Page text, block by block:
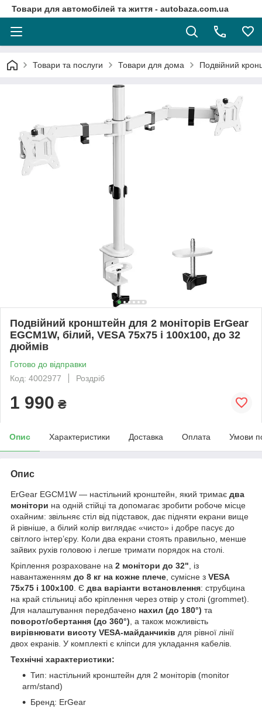
Товари для автомобілей та життя - autobaza.com.ua
Товари та послуги Товари для дома Подвійний
Подвійний кронштейн для 2 моніторів ErGear
EGCM1W, білий, VESA 75x75 і 100x100, до 32
дюймів
Готово до відправки
Код: 4002977
Роздріб
1 990 ₴
Опис Характеристики Доставка Оплата Умови
Опис
ErGear EGCM1W — настільний кронштейн, який тримає два
монітори на одній стійці та допомагає зробити робоче місце
охайним: звільняє стіл від підставок, дає підняти екрани вище
й рівніше, а білий колір виглядає «чисто» і добре пасує до
світлого інтер’єру. Коли два екрани стоять правильно, менше
зайвих рухів головою і легше тримати порядок на столі.
Кріплення розраховане на 2 монітори до 32" , із
навантаженням до 8 кг на кожне плече , сумісне з VESA
75x75 і 100x100 . Є два варіанти встановлення: струбцина
на край стільниці або кріплення через отвір у столі (grommet).
Для налаштування передбачено нахил (до 180°) та
поворот/обертання (до 360°) , а також можливість
вирівнювати висоту VESA-майданчиків для рівної лінії
двох екранів. У комплекті є кліпси для укладання кабелів.
Технічні характеристики:
Тип: настільний кронштейн для 2 моніторів (monitor
arm/stand)
Бренд: ErGear